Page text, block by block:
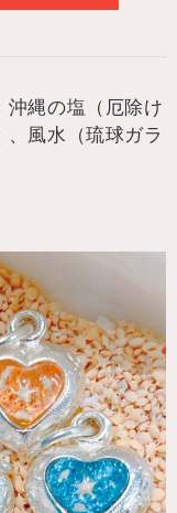
縄の塩（厄除け
風水（琉球ガラ